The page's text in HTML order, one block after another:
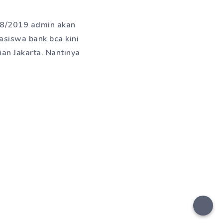
2019 admin akan
bank bca kini
Jakarta. Nantinya